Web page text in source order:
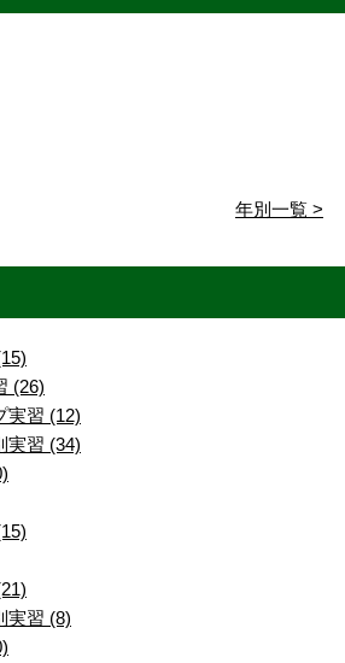
年別一覧 >
(26)
実習 (12)
実習 (34)
実習 (8)